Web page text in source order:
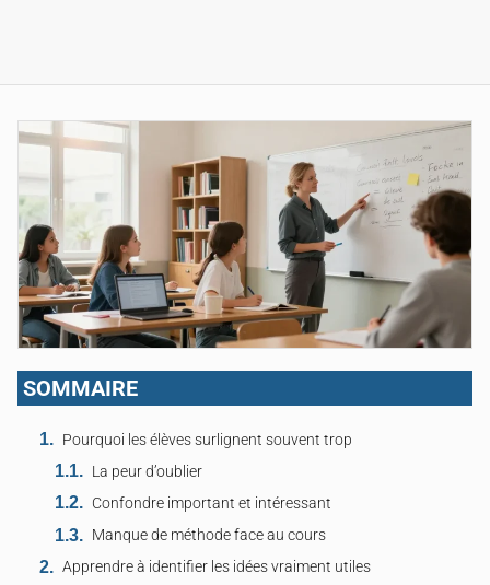
SOMMAIRE
Pourquoi les élèves surlignent souvent trop
La peur d’oublier
Confondre important et intéressant
Manque de méthode face au cours
Apprendre à identifier les idées vraiment utiles